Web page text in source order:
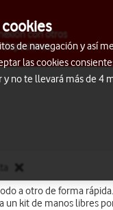
con otros
dispositivos
a otro de forma rápida.
kit de manos libres
cookies
de navegación y así
las cookies
no te llevará más de 4